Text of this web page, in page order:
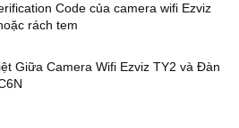
Code của camera wifi Ezviz
rách tem
Giữa Camera Wifi Ezviz TY2 và Đàn